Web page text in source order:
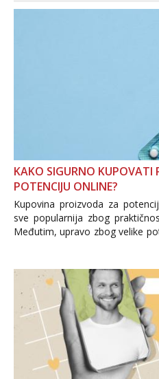
KAKO SIGURNO KUPOVATI
POTENCIJU ONLINE?
Kupovina proizvoda za
sve popularnija zbog
Međutim, upravo zbog velike
i brojni krivotvoreni